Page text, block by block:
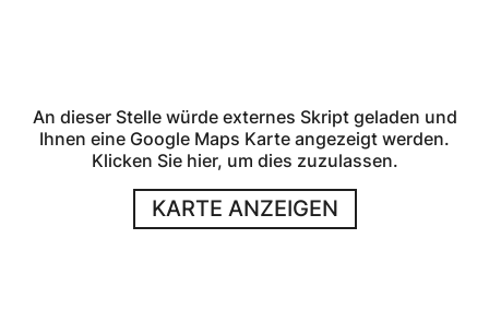
An dieser Stelle würde externes Skript geladen und
Ihnen eine Google Maps Karte angezeigt werden.
Klicken Sie hier, um dies zuzulassen.
KARTE ANZEIGEN